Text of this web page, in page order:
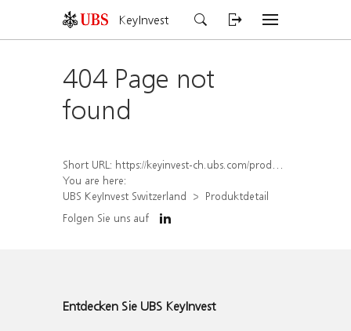
KeyInvest
404 Page not
found
Short URL: https://keyinvest-ch.ubs.com/produkt/detail/index/isin/CH1567046540
You are here:
UBS KeyInvest Switzerland
Produktdetail
Folgen Sie uns auf
Entdecken Sie UBS KeyInvest